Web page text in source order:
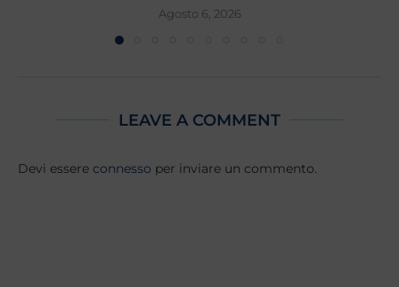
Agosto 6, 2026
LEAVE A COMMENT
Devi essere connesso per inviare un commento.